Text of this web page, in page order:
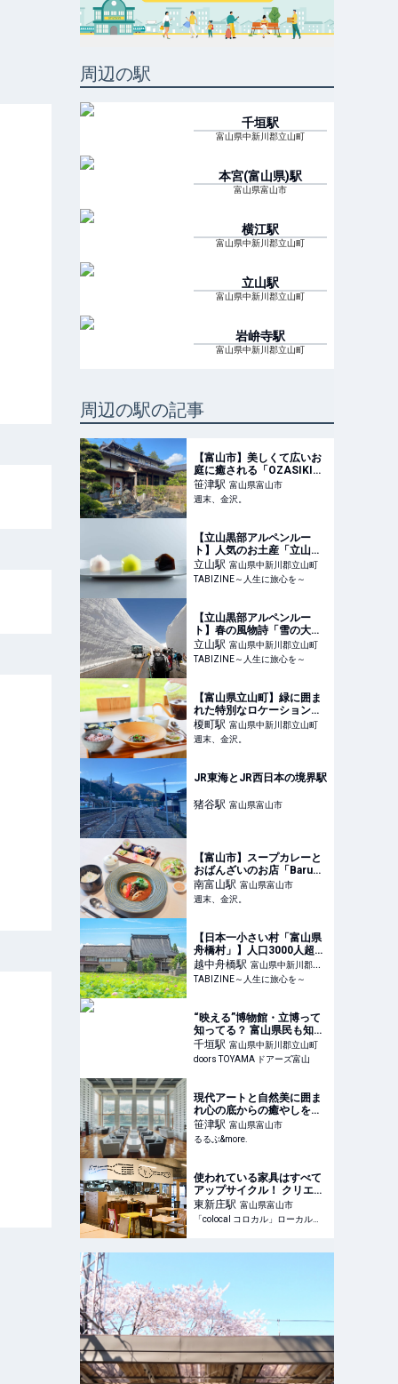
周辺の駅
千垣駅
富山県中新川郡立山町
本宮(富山県)駅
富山県富山市
横江駅
富山県中新川郡立山町
立山駅
富山県中新川郡立山町
岩峅寺駅
富山県中新川郡立山町
周辺の駅の記事
【富山市】美しくて広いお
庭に癒される「OZASIKI富
山」がオープン！富山の和
牛を使ったお料理が話題！
【NEW OPEN】 - 週末、金
笹津駅 富山県富山市
週末、金沢。
【立山黒部アルペンルー
ト】人気のお土産「立山遊
記水まんじゅう」がリニュ
ーアル！ホテル立山の建築
ツアーも開催 | TABIZINE～
立山駅 富山県中新川郡立山町
TABIZINE～人生に旅心を～
【立山黒部アルペンルー
ト】春の風物詩「雪の大谷
ウォーク」や人気の「雪の
回廊」で立山の春を満喫！ |
TABIZINE～人生に旅心を
立山駅 富山県中新川郡立山町
TABIZINE～人生に旅心を～
【富山県立山町】緑に囲ま
れた特別なロケーションの
レストラン「The
Kitchen」薬膳フレンチで
ウェルネスなランチタイム
- 週末、金沢。
榎町駅 富山県中新川郡立山町
週末、金沢。
JR東海とJR西日本の境界駅
猪谷駅 富山県富山市
【富山市】スープカレーと
おばんざいのお店「Baruビ
ッケとマルジュ」が話題！
和風だしが決め手！【NEW
OPEN】 - 週末、金沢。
南富山駅 富山県富山市
週末、金沢。
【日本一小さい村「富山県
舟橋村」】人口3000人超！
絵本になった図書館や無料
の学童保育も | TABIZINE～
人生に旅心を～
越中舟橋駅 富山県中新川郡舟
橋村
TABIZINE～人生に旅心を～
“映える”博物館・立博って
知ってる？ 富山県民も知ら
ない立山について学ぼう
千垣駅 富山県中新川郡立山町
doors TOYAMA ドアーズ富山
現代アートと自然美に囲ま
れ心の底からの癒やしを得
られる。富山のおもてなし
の真骨頂「リバーリトリー
ト雅樂倶」【すみずみ宿泊
笹津駅 富山県富山市
るるぶ&more.
使われている家具はすべて
アップサイクル！ クリエイ
ターが集う複合施設とは？
東新庄駅 富山県富山市
「colocal コロカル」ローカルを学ぶ・暮らす・旅する